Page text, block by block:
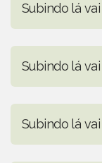
Subindo lá vai
Subindo lá vai
Subindo lá